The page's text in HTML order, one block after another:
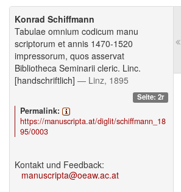
Konrad Schiffmann
Tabulae omnium codicum manu
scriptorum et annis 1470-1520
impressorum, quos asservat
Bibliotheca Seminarii cleric. Linc.
[handschriftlich] — Linz, 1895
Seite: 2r
Permalink:
https://manuscripta.at/diglit/schiffmann_18
95/0003
Kontakt und Feedback:
manuscripta@oeaw.ac.at